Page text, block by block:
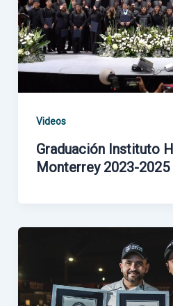
Videos
Graduación Instituto
Monterrey 2023-2025